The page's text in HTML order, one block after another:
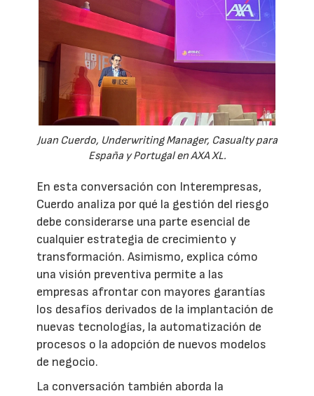
Juan Cuerdo, Underwriting Manager, Casualty para
España y Portugal en AXA XL.
En esta conversación con Interempresas,
Cuerdo analiza por qué la gestión del riesgo
debe considerarse una parte esencial de
cualquier estrategia de crecimiento y
transformación. Asimismo, explica cómo
una visión preventiva permite a las
empresas afrontar con mayores garantías
los desafíos derivados de la implantación de
nuevas tecnologías, la automatización de
procesos o la adopción de nuevos modelos
de negocio.
La conversación también aborda la